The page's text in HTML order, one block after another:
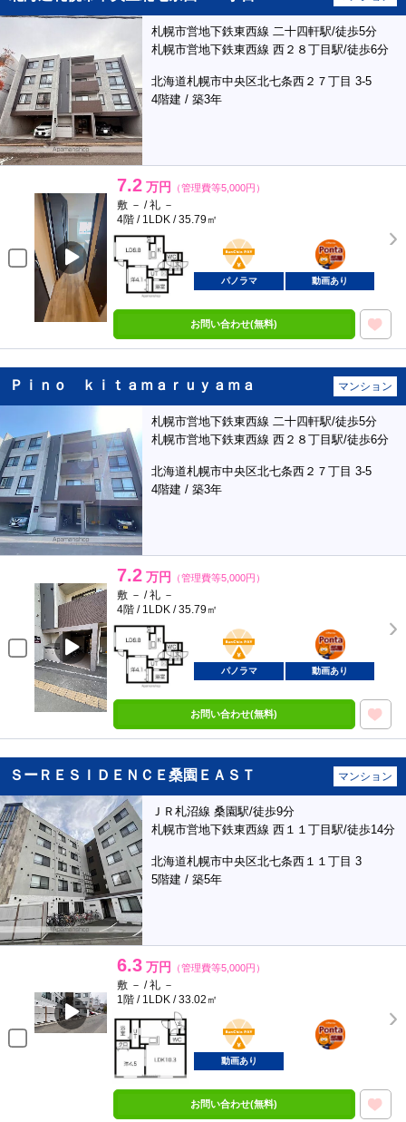
札幌市営地下鉄東西線 二十四軒駅/徒歩5分
札幌市営地下鉄東西線 西２８丁目駅/徒歩6分
北海道札幌市中央区北七条西２７丁目 3-5
4階建 / 築3年
7.2 万円 （管理費等5,000円）
敷 － / 礼 －
4階 / 1LDK / 35.79㎡
BunChinPAY
ポンタ
部屋
パノラマ 動画あり
お問い合わせ(無料)
Ｐｉｎｏ ｋｉｔａｍａｒｕｙａｍａ マンション
札幌市営地下鉄東西線 二十四軒駅/徒歩5分
札幌市営地下鉄東西線 西２８丁目駅/徒歩6分
北海道札幌市中央区北七条西２７丁目 3-5
4階建 / 築3年
7.2 万円 （管理費等5,000円）
敷 － / 礼 －
4階 / 1LDK / 35.79㎡
BunChinPAY
ポンタ
部屋
パノラマ 動画あり
お問い合わせ(無料)
ＳーＲＥＳＩＤＥＮＣＥ桑園ＥＡＳＴ マンション
ＪＲ札沼線 桑園駅/徒歩9分
札幌市営地下鉄東西線 西１１丁目駅/徒歩14分
北海道札幌市中央区北七条西１１丁目 3
5階建 / 築5年
6.3 万円 （管理費等5,000円）
敷 － / 礼 －
1階 / 1LDK / 33.02㎡
BunChinPAY
ポンタ
部屋
動画あり
お問い合わせ(無料)